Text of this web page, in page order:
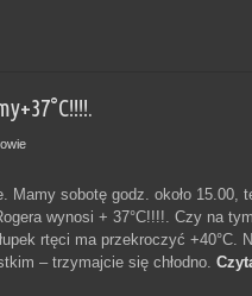
Mamy sobotę godz. około 15.00,
wynosi + 37°C!!!!. Czy na
rtęci ma przekroczyć +40°C.
– trzymajcie się chłodno.